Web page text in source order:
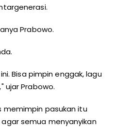
Prabowo.
Bisa pimpin enggak, lagu
ujar Prabowo.
memimpin pasukan itu
semua menyanyikan